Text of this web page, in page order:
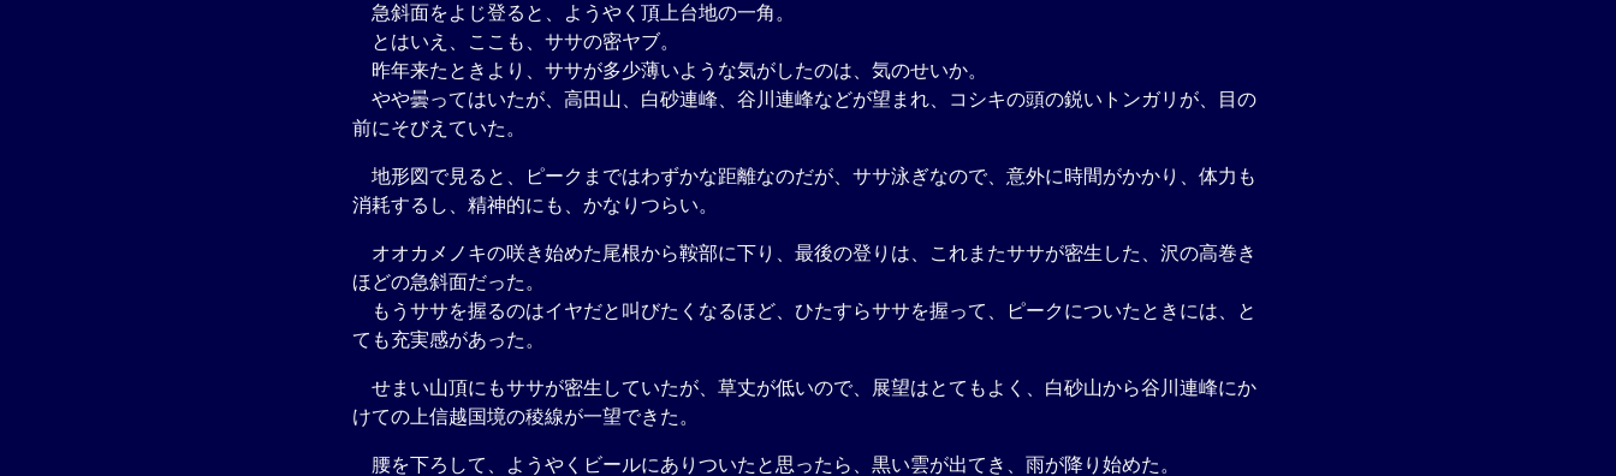
急斜面をよじ登ると、ようやく頂上台地の一角。
とはいえ、ここも、ササの密ヤブ。
昨年来たときより、ササが多少薄いような気がしたのは、気のせいか。
やや曇ってはいたが、高田山、白砂連峰、谷川連峰などが望まれ、コシキの頭の鋭いトンガリが、目の
前にそびえていた。
地形図で見ると、ピークまではわずかな距離なのだが、ササ泳ぎなので、意外に時間がかかり、体力も
消耗するし、精神的にも、かなりつらい。
オオカメノキの咲き始めた尾根から鞍部に下り、最後の登りは、これまたササが密生した、沢の高巻き
ほどの急斜面だった。
もうササを握るのはイヤだと叫びたくなるほど、ひたすらササを握って、ピークについたときには、と
ても充実感があった。
せまい山頂にもササが密生していたが、草丈が低いので、展望はとてもよく、白砂山から谷川連峰にか
けての上信越国境の稜線が一望できた。
腰を下ろして、ようやくビールにありついたと思ったら、黒い雲が出てき、雨が降り始めた。